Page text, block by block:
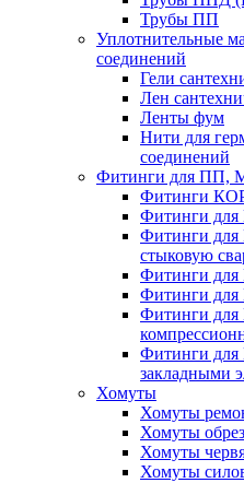
Трубы ПП
Уплотнительные
соединений
Гели
Лен
Ленты фум
Нити для
соединений
Фитинги для ПП,
Фитинги
Фитинги для
Фитинги
стыковую
Фитинги для
Фитинги
Фитинги
Фитинги
закладными
Хомуты
Хомуты
Хомуты
Хомуты
Хомуты